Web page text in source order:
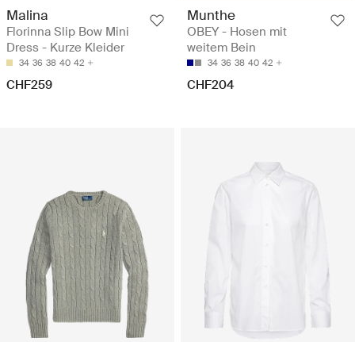
Malina
Florinna Slip Bow Mini
Dress - Kurze Kleider
34 36 38 40 42
CHF259
Munthe
OBEY - Hosen mit
weitem Bein
34 36 38 40 42
CHF204